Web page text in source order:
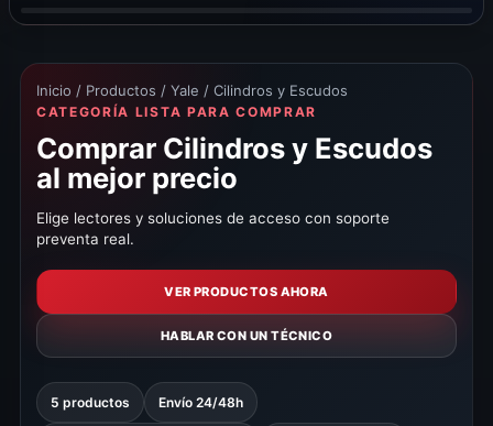
Inicio / Productos / Yale / Cilindros y Escudos
CATEGORÍA LISTA PARA COMPRAR
Comprar Cilindros y Escudos
al mejor precio
Elige lectores y soluciones de acceso con soporte
preventa real.
VER PRODUCTOS AHORA
HABLAR CON UN TÉCNICO
5 productos Envío 24/48h